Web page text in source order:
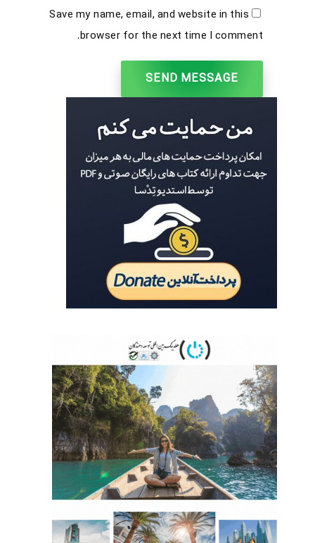
Save my name, email, and website in this
browser for the next time I comment.